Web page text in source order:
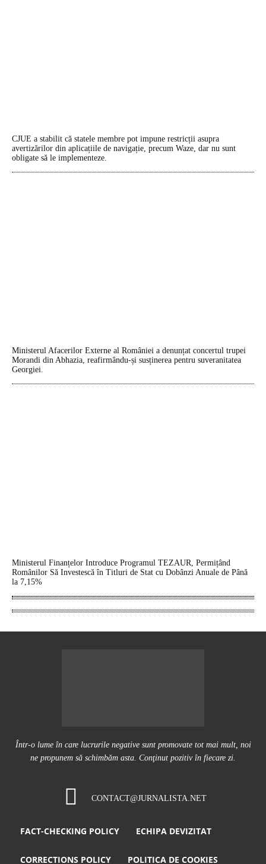
CJUE a stabilit că statele membre pot impune restricții asupra
avertizărilor din aplicațiile de navigație, precum Waze, dar nu sunt
obligate să le implementeze.
Ministerul Afacerilor Externe al României a denunțat concertul trupei
Morandi din Abhazia, reafirmându-și susținerea pentru suveranitatea
Georgiei.
Ministerul Finanțelor Introduce Programul TEZAUR, Permițând
Românilor Să Investescă în Titluri de Stat cu Dobânzi Anuale de Până
la 7,15%
Într-o lume în care lucrurile negative sunt promovate tot mai mult, noi
ne propunem să schimbăm asta. Conţinut pozitiv în fiecare zi.
CONTACT@JURNALISTA.NET
FACT-CHECKING POLICY ECHIPA DEVIZITAT
CORRECTIONS POLICY POLITICA DE COOKIES